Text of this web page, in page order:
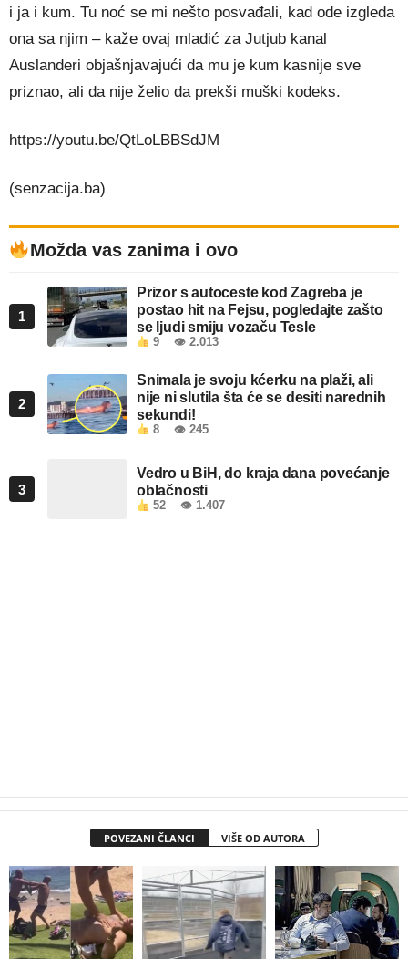
i ja i kum. Tu noć se mi nešto posvađali, kad ode izgleda
ona sa njim – kaže ovaj mladić za Jutjub kanal
Auslanderi objašnjavajući da mu je kum kasnije sve
priznao, ali da nije želio da prekši muški kodeks.
https://youtu.be/QtLoLBBSdJM
(senzacija.ba)
Možda vas zanima i ovo
1
Prizor s autoceste kod Zagreba je
postao hit na Fejsu, pogledajte zašto
se ljudi smiju vozaču Tesle
9 👁 2.013
2
Snimala je svoju kćerku na plaži, ali
nije ni slutila šta će se desiti narednih
sekundi!
8 👁 245
3
Vedro u BiH, do kraja dana povećanje
oblačnosti
52 👁 1.407
POVEZANI ČLANCI VIŠE OD AUTORA